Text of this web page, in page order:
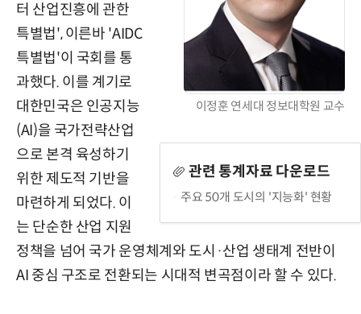
이정훈 연세대 정보대학원 교수
관련 통계자료 다운로드
주요 50개 도시의 '지능화' 현황
터 산업진흥에 관한
특별법', 이른바 'AIDC
특별법'이 국회를 통
과했다. 이를 계기로
대한민국은 인공지능
(AI)을 국가전략산업
으로 본격 육성하기
위한 제도적 기반을
마련하게 되었다. 이
는 단순한 산업 지원
정책을 넘어 국가 운영체계와 도시·산업 생태계 전반이
AI 중심 구조로 전환되는 시대적 변곡점이라 할 수 있다.